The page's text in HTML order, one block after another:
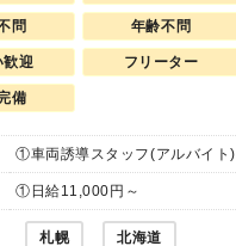
問 年齢不問
歓迎 フリーター
備
①車両誘導スタッフ(アルバイト)
①日給11,000円～
札幌 北海道